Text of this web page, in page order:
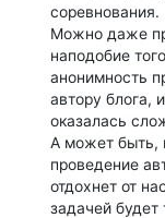
соревнования.
Можно даже
наподобие
анонимность
автору блога,
оказалась
А может быть,
проведение
отдохнет от
задачей будет